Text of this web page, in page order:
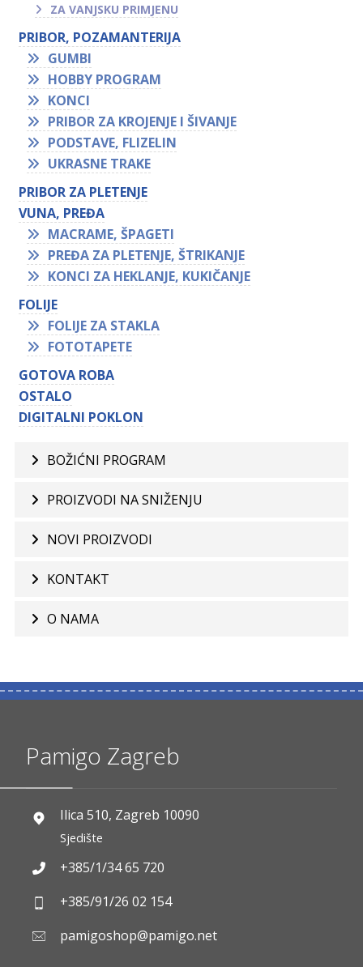
ZA VANJSKU PRIMJENU
PRIBOR, POZAMANTERIJA
GUMBI
HOBBY PROGRAM
KONCI
PRIBOR ZA KROJENJE I ŠIVANJE
PODSTAVE, FLIZELIN
UKRASNE TRAKE
PRIBOR ZA PLETENJE
VUNA, PREĐA
MACRAME, ŠPAGETI
PREĐA ZA PLETENJE, ŠTRIKANJE
KONCI ZA HEKLANJE, KUKIČANJE
FOLIJE
FOLIJE ZA STAKLA
FOTOTAPETE
GOTOVA ROBA
OSTALO
DIGITALNI POKLON
BOŽIĆNI PROGRAM
PROIZVODI NA SNIŽENJU
NOVI PROIZVODI
KONTAKT
O NAMA
Pamigo Zagreb
Ilica 510, Zagreb 10090
Sjedište
+385/1/34 65 720
+385/91/26 02 154
pamigoshop@pamigo.net